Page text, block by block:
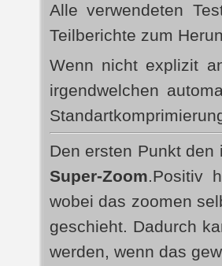
Alle verwendeten
Teilberichte zum
Wenn nicht explizit
irgendwelchen
Den ersten Punkt
Super-Zoom.Positiv
wobei das zoomen
geschieht. Dadurch
werden, wenn das